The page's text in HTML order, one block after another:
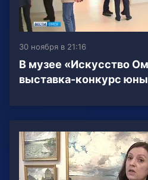
30 ноября в 21:16
В музее «Искусство
выставка-конкурс